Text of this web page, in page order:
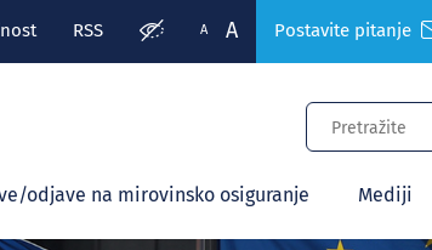
RSS A A Postavite pitanje
odjave na mirovinsko osiguranje Mediji